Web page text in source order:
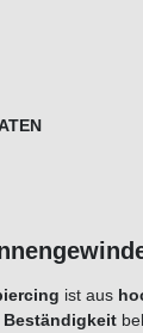
ist aus
Beständigkeit